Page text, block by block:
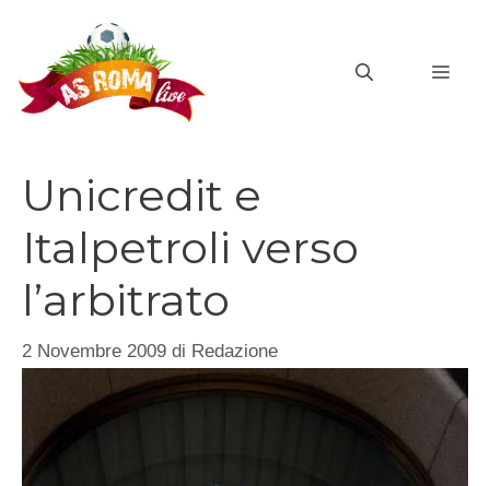
contenuto
Unicredit e
Italpetroli verso
l’arbitrato
2 Novembre 2009 di Redazione